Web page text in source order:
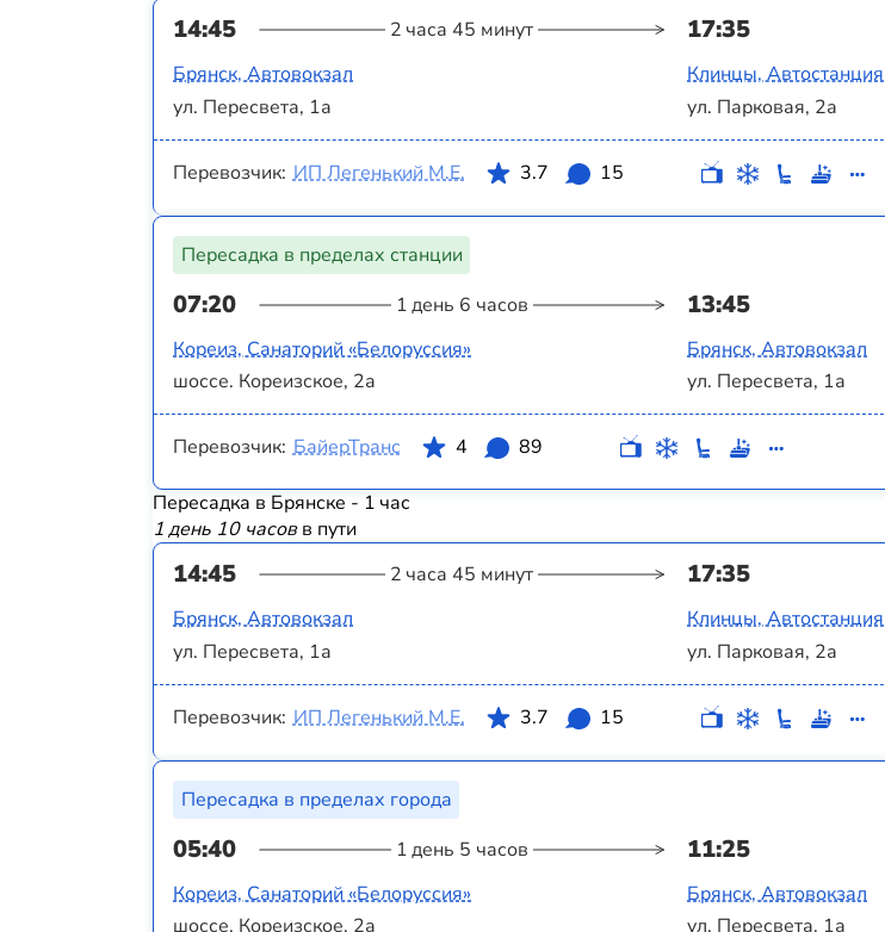
14:45 2 часа 45 минут 17:35
Брянск, Автовокзал
ул. Пересвета, 1а
Клинцы, Автостанция
ул. Парковая, 2а
Перевозчик: ИП Легенький М.Е. 3.7 15
Пересадка в пределах станции
07:20 1 день 6 часов 13:45
Кореиз, Санаторий «Белоруссия»
шоссе. Кореизское, 2а
Брянск, Автовокзал
ул. Пересвета, 1а
Перевозчик: БайерТранс 4 89
Пересадка в Брянске - 1 час
1 день 10 часовв пути
14:45 2 часа 45 минут 17:35
Брянск, Автовокзал
ул. Пересвета, 1а
Клинцы, Автостанция
ул. Парковая, 2а
Перевозчик: ИП Легенький М.Е. 3.7 15
Пересадка в пределах города
05:40 1 день 5 часов 11:25
Кореиз, Санаторий «Белоруссия»
шоссе. Кореизское, 2а
Брянск, Автовокзал
ул. Пересвета, 1а